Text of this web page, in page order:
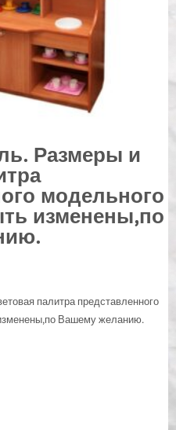
Размеры и
модельного
изменены,по
палитра представленного
Вашему желанию.